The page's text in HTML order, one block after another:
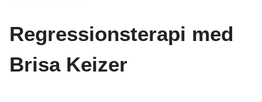
Regressionsterapi med
Brisa Keizer